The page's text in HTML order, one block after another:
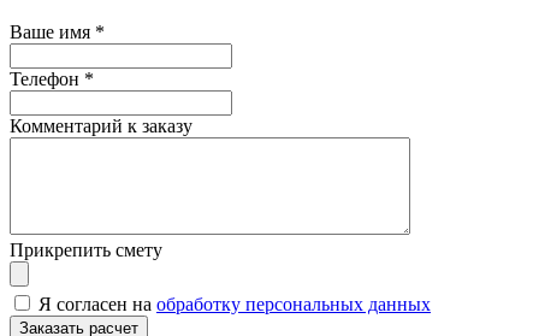
Ваше имя *
Телефон *
Комментарий к заказу
Прикрепить смету
Я согласен на обработку персональных данных